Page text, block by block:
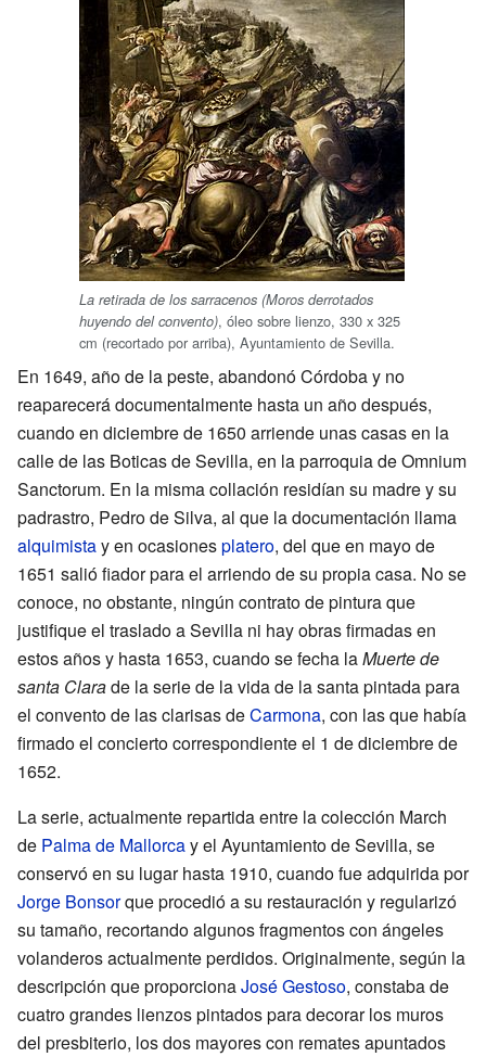
La retirada de los sarracenos (Moros derrotados
huyendo del convento), óleo sobre lienzo, 330 x 325
cm (recortado por arriba), Ayuntamiento de Sevilla.
En 1649, año de la peste, abandonó Córdoba y no
reaparecerá documentalmente hasta un año después,
cuando en diciembre de 1650 arriende unas casas en la
calle de las Boticas de Sevilla, en la parroquia de Omnium
Sanctorum. En la misma collación residían su madre y su
padrastro, Pedro de Silva, al que la documentación llama
alquimistay en ocasionesplatero, del que en mayo de
1651 salió fiador para el arriendo de su propia casa. No se
conoce, no obstante, ningún contrato de pintura que
justifique el traslado a Sevilla ni hay obras firmadas en
estos años y hasta 1653, cuando se fecha laMuerte de
santa Clarade la serie de la vida de la santa pintada para
el convento de las clarisas deCarmona, con las que había
firmado el concierto correspondiente el 1 de diciembre de
1652.
La serie, actualmente repartida entre la colección March
de Palma de Mallorcay el Ayuntamiento de Sevilla, se
conservó en su lugar hasta 1910, cuando fue adquirida por
Jorge Bonsorque procedió a su restauración y regularizó
su tamaño, recortando algunos fragmentos con ángeles
volanderos actualmente perdidos. Originalmente, según la
descripción que proporcionaJosé Gestoso, constaba de
cuatro grandes lienzos pintados para decorar los muros
del presbiterio, los dos mayores con remates apuntados